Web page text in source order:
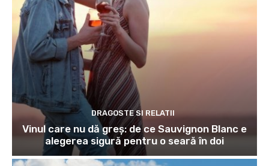
DRAGOSTE SI RELATII
Vinul care nu dă greș: de ce Sauvignon Blanc e
alegerea sigură pentru o seară în doi